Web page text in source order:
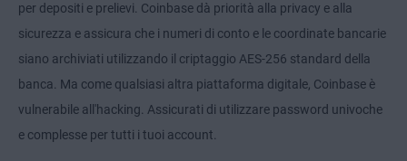
per depositi e prelievi. Coinbase dà priorità alla privacy e alla
sicurezza e assicura che i numeri di conto e le coordinate bancarie
siano archiviati utilizzando il criptaggio AES-256 standard della
banca. Ma come qualsiasi altra piattaforma digitale, Coinbase è
vulnerabile all'hacking. Assicurati di utilizzare password univoche
e complesse per tutti i tuoi account.